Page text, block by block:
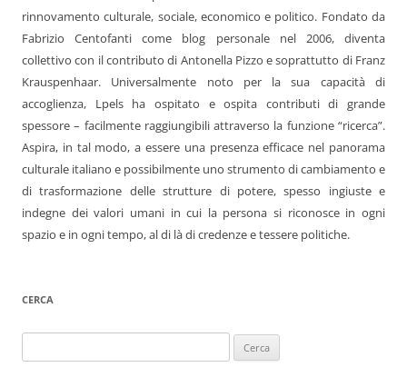
rinnovamento culturale, sociale, economico e politico. Fondato da
Fabrizio Centofanti come blog personale nel 2006, diventa
collettivo con il contributo di Antonella Pizzo e soprattutto di Franz
Krauspenhaar. Universalmente noto per la sua capacità di
accoglienza, Lpels ha ospitato e ospita contributi di grande
spessore – facilmente raggiungibili attraverso la funzione “ricerca”.
Aspira, in tal modo, a essere una presenza efficace nel panorama
culturale italiano e possibilmente uno strumento di cambiamento e
di trasformazione delle strutture di potere, spesso ingiuste e
indegne dei valori umani in cui la persona si riconosce in ogni
spazio e in ogni tempo, al di là di credenze e tessere politiche.
CERCA
per: